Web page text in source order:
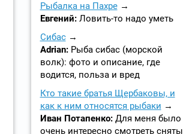
Рыбалка на Пахре
Евгений: Ловить-то надо уметь
Сибас
Adrian: Рыба сибас (морской
волк): фото и описание, где
водится, польза и вред
Кто такие братья Щербаковы, и
как к ним относятся рыбаки
Иван Потапенко: Для меня было
очень интересно смотреть сняты